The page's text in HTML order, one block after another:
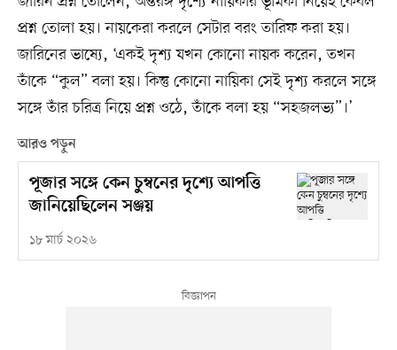
প্রশ্ন তোলা হয়। নায়কেরা করলে সেটার বরং তারিফ করা হয়।
জারিনের ভাষ্যে, ‘একই দৃশ্য যখন কোনো নায়ক করেন, তখন
তাঁকে “কুল” বলা হয়। কিন্তু কোনো নায়িকা সেই দৃশ্য করলে সঙ্গে
সঙ্গে তাঁর চরিত্র নিয়ে প্রশ্ন ওঠে, তাঁকে বলা হয় “সহজলভ্য”।’
আরও পড়ুন
পূজার সঙ্গে কেন চুম্বনের দৃশ্যে আপত্তি
জানিয়েছিলেন সঞ্জয়
১৮ মার্চ ২০২৬